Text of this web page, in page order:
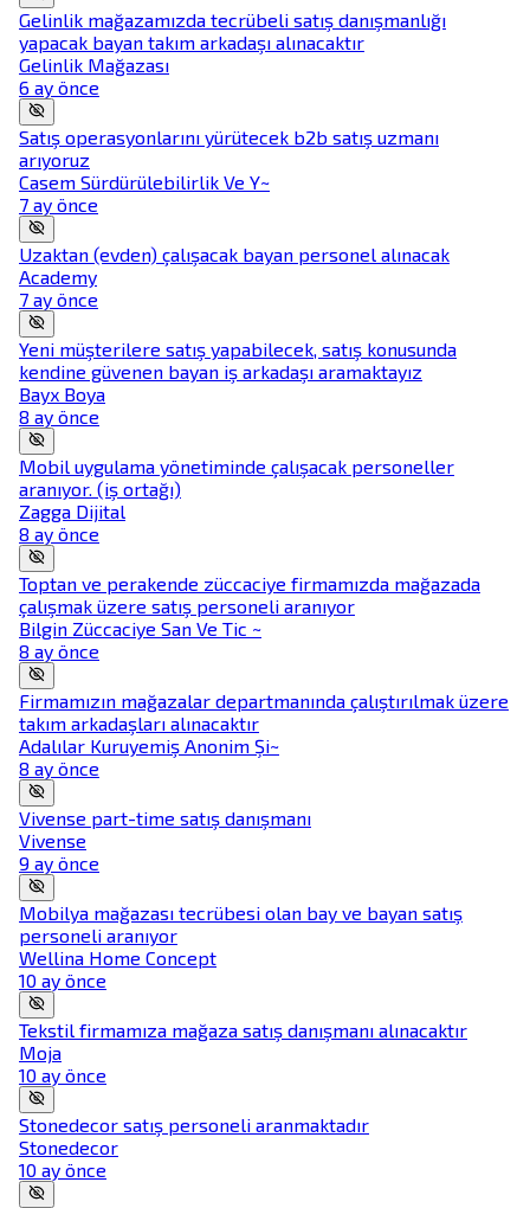
Gelinlik mağazamızda tecrübeli satış danışmanlığı
yapacak bayan takım arkadaşı alınacaktır
Gelinlik Mağazası
6 ay önce
Satış operasyonlarını yürütecek b2b satış uzmanı
arıyoruz
Casem Sürdürülebilirlik Ve Y~
7 ay önce
Uzaktan (evden) çalışacak bayan personel alınacak
Academy
7 ay önce
Yeni müşterilere satış yapabilecek, satış konusunda
kendine güvenen bayan iş arkadaşı aramaktayız
Bayx Boya
8 ay önce
Mobil uygulama yönetiminde çalışacak personeller
aranıyor. (iş ortağı)
Zagga Dijital
8 ay önce
Toptan ve perakende züccaciye firmamızda mağazada
çalışmak üzere satış personeli aranıyor
Bilgin Züccaciye San Ve Tic ~
8 ay önce
Firmamızın mağazalar departmanında çalıştırılmak üzere
takım arkadaşları alınacaktır
Adalılar Kuruyemiş Anonim Şi~
8 ay önce
Vivense part-time satış danışmanı
Vivense
9 ay önce
Mobilya mağazası tecrübesi olan bay ve bayan satış
personeli aranıyor
Wellina Home Concept
10 ay önce
Tekstil firmamıza mağaza satış danışmanı alınacaktır
Moja
10 ay önce
Stonedecor satış personeli aranmaktadır
Stonedecor
10 ay önce